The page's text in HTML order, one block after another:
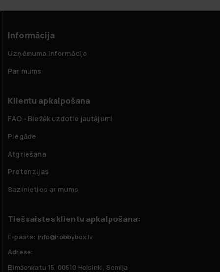
Informācija
Uzņēmuma informācija
Par mums
Klientu apkalpošana
FAQ - Biežāk uzdotie jautājumi
Piegāde
Atgriešana
Pretenzijas
Sazinieties ar mums
Tiešsaistes klientu apkalpošana:
E-pasts: info@hobbybox.lv
Adrese:
Elimäenkatu 15, 00510 Helsinki, Somija